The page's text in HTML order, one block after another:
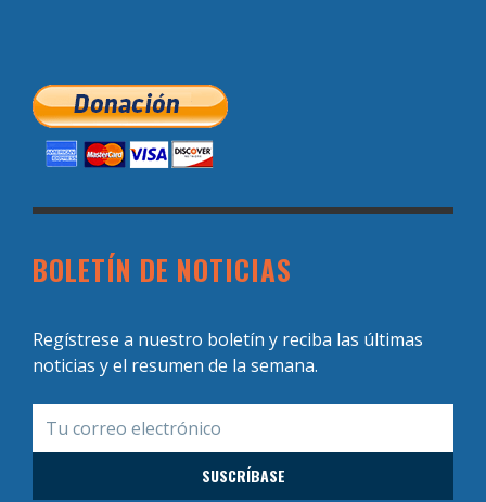
BOLETÍN DE NOTICIAS
Regístrese a nuestro boletín y reciba las últimas
noticias y el resumen de la semana.